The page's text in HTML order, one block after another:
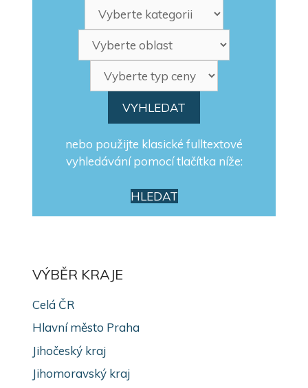
nebo použijte klasické fulltextové
vyhledávání pomocí tlačítka níže:
HLEDAT
VÝBĚR KRAJE
Celá ČR
Hlavní město Praha
Jihočeský kraj
Jihomoravský kraj